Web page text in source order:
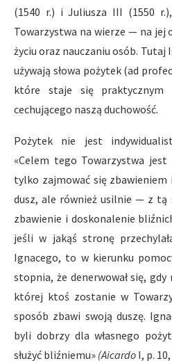
(1540 r.) i Juliusza III (1550
Towarzystwa na wierze — na jej
życiu oraz nauczaniu osób. Tutaj
używają słowa pożytek (ad
które staje się praktycznym
cechującego naszą duchowość.
Pożytek nie jest
«Celem tego Towarzystwa jest
tylko zajmować się zbawieniem
dusz, ale również usilnie — z tą
zbawienie i doskonalenie
jeśli w jakąś stronę
Ignacego, to w kierunku
stopnia, że denerwował się,
której ktoś zostanie w
sposób zbawi swoją duszę.
byli dobrzy dla własnego
służyć bliźniemu» (Aicardo I, p.